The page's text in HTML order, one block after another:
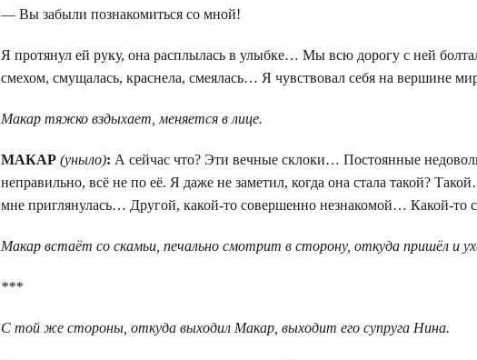
— Вы забыли познакомиться со мной!
Я протянул ей руку, она расплылась в улыбке… Мы всю дорогу с ней
смехом, смущалась, краснела, смеялась… Я чувствовал себя на вершине
Макар тяжко вздыхает, меняется в лице.
МАКАР (уныло): А сейчас что? Эти вечные склоки… Постоянные
неправильно, всё не по её. Я даже не заметил, когда она стала такой?
мне приглянулась… Другой, какой-то совершенно незнакомой… Какой-то
Макар встаёт со скамьи, печально смотрит в сторону, откуда пришёл и
***
С той же стороны, откуда выходил Макар, выходит его супруга Нина.